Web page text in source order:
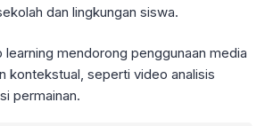
dan lingkungan siswa.
mendorong penggunaan media
kontekstual, seperti video analisis
permainan.